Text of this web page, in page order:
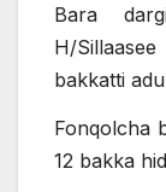
Bara
H/
bakkatti
Fonqolcha
12 bakka